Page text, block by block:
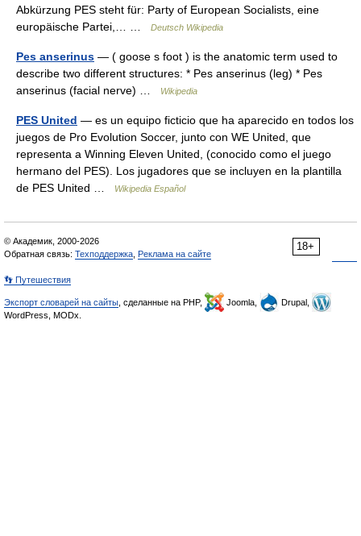
Abkürzung PES steht für: Party of European Socialists, eine
europäische Partei,… …
Deutsch Wikipedia
Pes anserinus — ( goose s foot ) is the anatomic term used to
describe two different structures: * Pes anserinus (leg) * Pes
anserinus (facial nerve) …
Wikipedia
PES United — es un equipo ficticio que ha aparecido en todos los
juegos de Pro Evolution Soccer, junto con WE United, que
representa a Winning Eleven United, (conocido como el juego
hermano del PES). Los jugadores que se incluyen en la plantilla
de PES United …
Wikipedia Español
18+
© Академик, 2000-2026
Обратная связь: Техподдержка Реклама на сайте
👣 Путешествия
Экспорт словарей на сайты , сделанные на PHP, Joomla,
Drupal,
WordPress, MODx.